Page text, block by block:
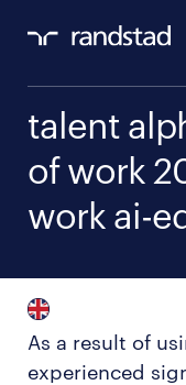
talent
of work
work ai-
As a result of
experienced